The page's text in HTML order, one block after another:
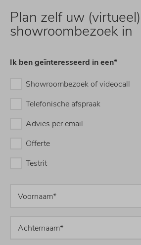
Plan zelf uw (virtueel)
showroombezoek in
Ik ben geïnteresseerd in een*
Showroombezoek of videocall
Telefonische afspraak
Advies per email
Offerte
Testrit